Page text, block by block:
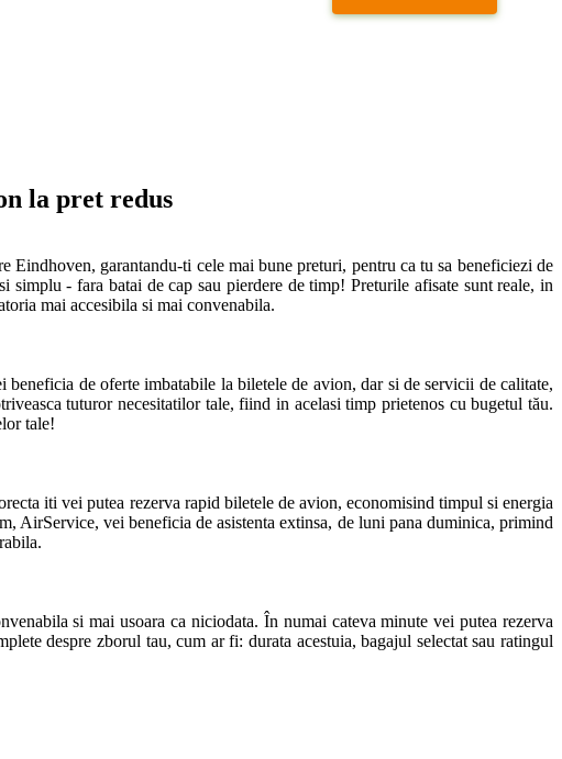
la pret redus
garantandu-ti cele mai bune preturi, pentru ca tu sa beneficiezi de
- fara batai de cap sau pierdere de timp! Preturile afisate sunt reale, in
mai accesibila si mai convenabila.
de oferte imbatabile la biletele de avion, dar si de servicii de calitate,
tuturor necesitatilor tale, fiind in acelasi timp prietenos cu bugetul tău.
tale!
iti vei putea rezerva rapid biletele de avion, economisind timpul si energia
AirService, vei beneficia de asistenta extinsa, de luni pana duminica, primind
si mai usoara ca niciodata. În numai cateva minute vei putea rezerva
despre zborul tau, cum ar fi: durata acestuia, bagajul selectat sau ratingul